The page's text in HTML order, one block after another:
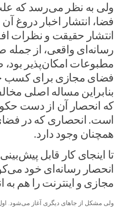
ولی به نظر می‌رسد که
فضا، انتشار اخبار دروغ
انتشار حقیقت و نظرات
رسانه‌ای واقعی، از جمله
مطبوعات امکان‌پذیر
فضای مجازی برای کسب
بنابراین مساله اصلی
که انحصار آن از دست
است. انحصاری که در
همچنان وجود دارد.
تا اینجای کار قابل
انحصار رسانه‌ای خود
مجازی و اینترنت را هم به
ولی مشکل از جا‌های دیگری آغاز می‌شود.